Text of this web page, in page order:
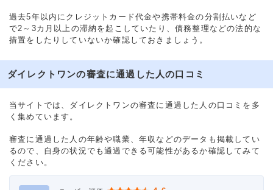
過去5年以内にクレジットカード代金や携帯料金の分割払いなど
で2～3カ月以上の滞納を起こしていたり、債務整理などの法的な
措置をしたりしていないか確認しておきましょう。
ダイレクトワンの審査に通過した人の口コミ
当サイトでは、ダイレクトワンの審査に通過した人の口コミを多
く集めています。
審査に通過した人の年齢や職業、年収などのデータも掲載してい
るので、自身の状況でも通過できる可能性があるか確認してみて
ください。